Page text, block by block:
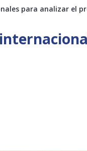
para analizar el